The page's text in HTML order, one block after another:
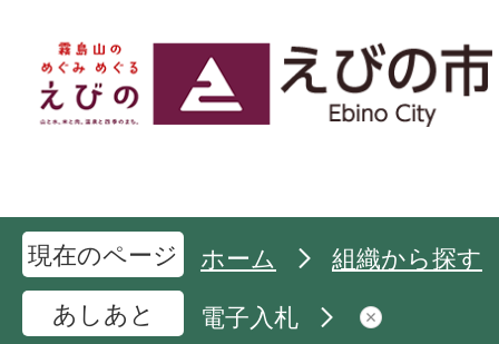
現在のページ ホーム
組織から探す
あしあと
電子入札